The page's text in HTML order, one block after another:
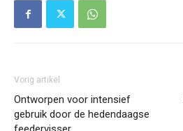
Vorig artikel
Ontworpen voor intensief
gebruik door de hedendaagse